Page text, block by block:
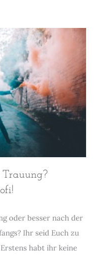
Trauung?
oder besser nach der
Ihr seid Euch zu
habt ihr keine